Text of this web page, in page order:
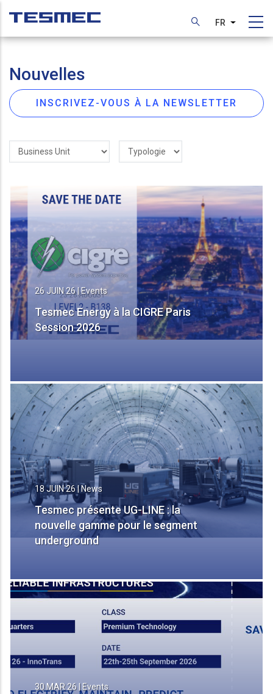
contenu
FR Lister les
Nouvelles
INSCRIVEZ-VOUS À LA NEWSLETTER
26 JUIN 26|Events
Tesmec Energy à la CIGRE Paris
Session 2026
18 JUIN 26| News
Tesmec présente UG-LINE : la
nouvelle gamme pour le segment
underground
30 MAR 26 | Events